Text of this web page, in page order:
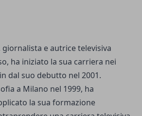
giornalista e autrice televisiva
ha iniziato la sua carriera nei
dal suo debutto nel 2001.
a Milano nel 1999, ha
la sua formazione